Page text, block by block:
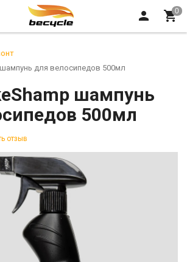
для велосипедов 500мл
шампунь
500мл
отзыв